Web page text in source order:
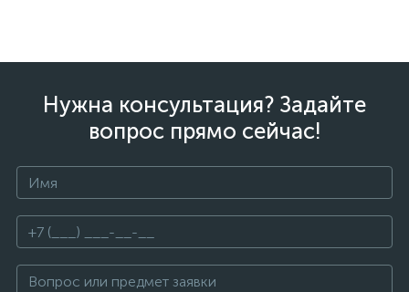
Нужна консультация? Задайте
вопрос прямо сейчас!